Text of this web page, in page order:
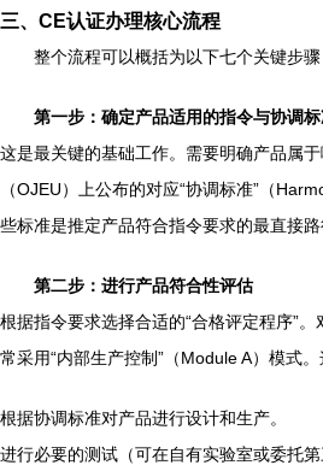
三、CE认证办理核心流程
整个流程可以概括为以下七个关键步骤
第一步：确定产品适用的指令与协调
这是最关键的基础工作。需要明确产品属
（OJEU）上公布的对应“协调标准”（
些标准是推定产品符合指令要求的最直接路
第二步：进行产品符合性评估
根据指令要求选择合适的“合格评定程序”
常采用“内部生产控制”（Module A）模式
根据协调标准对产品进行设计和生产。
进行必要的测试（可在自有实验室或委托第